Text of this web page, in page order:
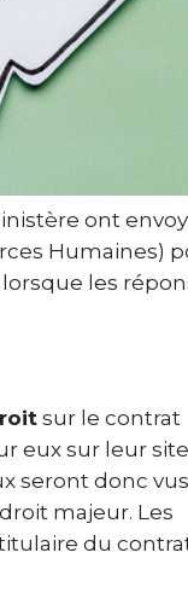
ont
Humaines)
les
sur le contrat
eux sur leur site
seront donc
majeur. Les
du